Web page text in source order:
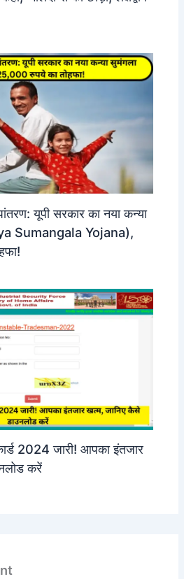
यूपी सरकार का नया कन्या
Sumangala Yojana),
2024 जारी! आपका इंतजार
करें